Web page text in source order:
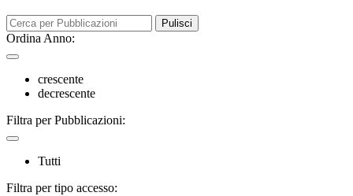
Pulisci
Ordina Anno:
crescente
decrescente
Filtra per Pubblicazioni:
Tutti
Filtra per tipo accesso: